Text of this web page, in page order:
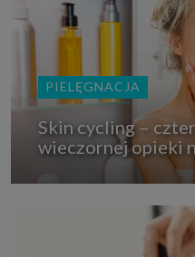
PIELĘGNACJA
Skin cycling –
wieczornej opieki